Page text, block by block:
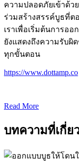
ความปลอดภัยเข้าด้ว
ร่วมสร้างสรรค์บูธที่
เราเพื่อเริ่มต้นการอ
ยังแสดงถึงความรับผิ
ทุกขั้นตอน
https://www.dottamp.co
Read More
บทความที่เกี่ย